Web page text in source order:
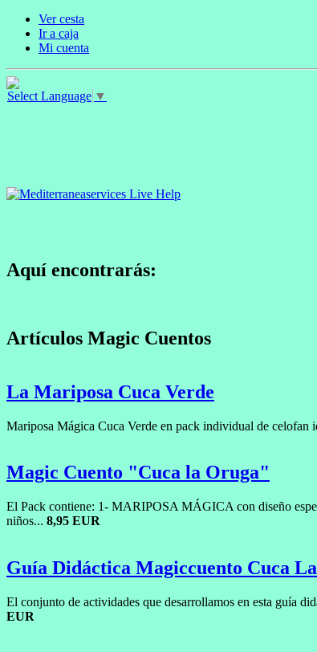
Ver cesta
Ir a caja
Mi cuenta
Select Language ▼
Aquí encontrarás:
Artículos Magic Cuentos
La Mariposa Cuca Verde
Mariposa Mágica Cuca Verde en pack individual de
Magic Cuento "Cuca la Oruga"
El Pack contiene: 1- MARIPOSA MÁGICA con diseño
niños... 8,95 EUR
Guía Didáctica Magiccuento Cuca
El conjunto de actividades que desarrollamos en esta guía
EUR